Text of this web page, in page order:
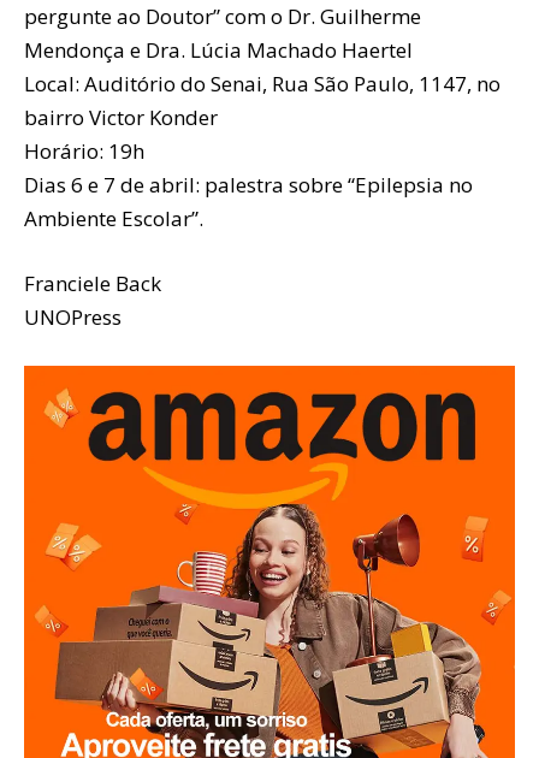
pergunte ao Doutor” com o Dr. Guilherme
Mendonça e Dra. Lúcia Machado Haertel
Local: Auditório do Senai, Rua São Paulo, 1147, no
bairro Victor Konder
Horário: 19h
Dias 6 e 7 de abril: palestra sobre “Epilepsia no
Ambiente Escolar”.
Franciele Back
UNOPress